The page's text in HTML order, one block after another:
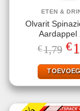
ETEN &
Olvarit
Aardappel
€1,79 €